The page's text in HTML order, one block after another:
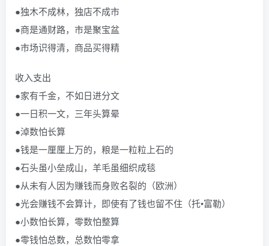
●独木不成林，独店不成市
●商是通财路，市是聚宝盆
●市场识得清，商品买得精
收入支出
●家有千金，不如日进分文
●一日积一文，三年头算晕
●淖数怕长算
●钱是一厘厘上万的，粮是一粒粒上石的
●石头虽小垒成山，羊毛虽细织成毯
●从未有人因为赚钱而身败名裂的（欧洲）
●光会赚钱不会算计，即使有了钱也留不住（托•富勒）
●小数怕长算，零数怕整算
●零钱怕总数，总数怕零拿